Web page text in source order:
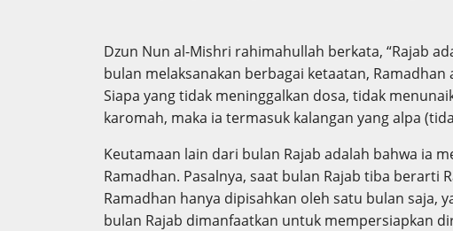
Dzun Nun al-Mishri rahimahullah berkata, “Rajab
bulan melaksanakan berbagai ketaatan,
Siapa yang tidak meninggalkan dosa, tidak
karomah, maka ia termasuk kalangan yang alpa
Keutamaan lain dari bulan Rajab adalah bahwa ia
Ramadhan. Pasalnya, saat bulan Rajab tiba berarti
Ramadhan hanya dipisahkan oleh satu bulan saja,
bulan Rajab dimanfaatkan untuk mempersiapkan